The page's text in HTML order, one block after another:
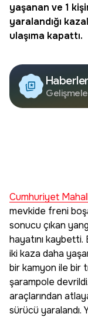
yaşanan ve 1
yaralandığı
ulaşıma kapattı.
Edin
Cumhuriyet
mevkide freni
sonucu çıkan
hayatını kaybetti.
iki kaza daha
bir kamyon ile bir
şarampole
araçlarından
sürücü yaralandı.